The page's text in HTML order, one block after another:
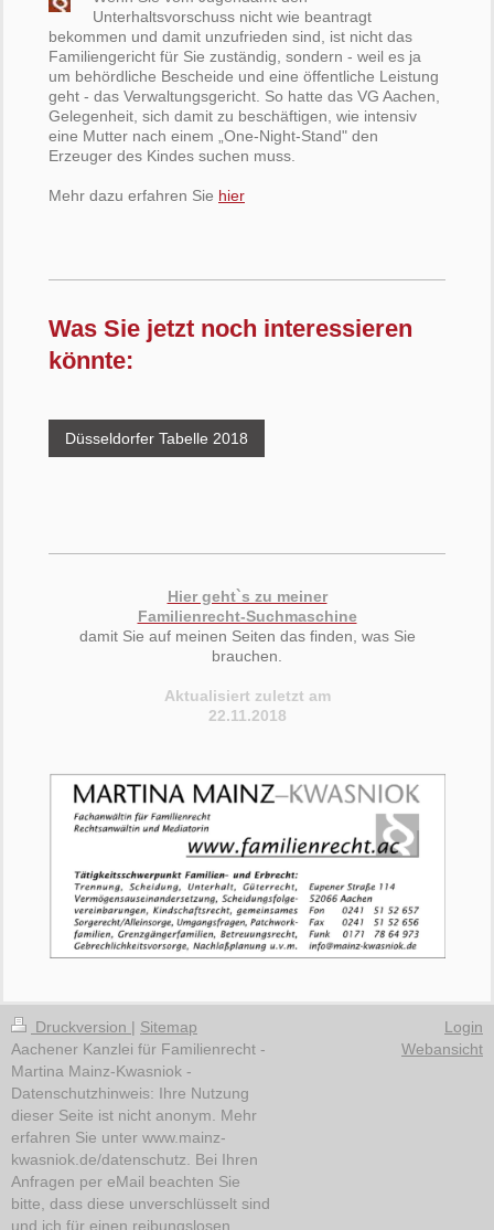
Unterhaltsvorschuss nicht wie beantragt
bekommen und damit unzufrieden sind, ist nicht das
Familiengericht für Sie zuständig, sondern - weil es ja
um behördliche Bescheide und eine öffentliche Leistung
geht - das Verwaltungsgericht. So hatte das VG Aachen,
Gelegenheit, sich damit zu beschäftigen, wie intensiv
eine Mutter nach einem „One-Night-Stand" den
Erzeuger des Kindes suchen muss.
Mehr dazu erfahren Sie hier
Was Sie jetzt noch interessieren
könnte:
Düsseldorfer Tabelle 2018
Hier geht`s zu meiner
Familienrecht-Suchmaschine
damit Sie auf meinen Seiten das finden, was Sie
brauchen.
Aktualisiert zuletzt am
22.11.2018
Druckversion | Sitemap
Aachener Kanzlei für Familienrecht -
Martina Mainz-Kwasniok -
Datenschutzhinweis: Ihre Nutzung
dieser Seite ist nicht anonym. Mehr
erfahren Sie unter www.mainz-
kwasniok.de/datenschutz. Bei Ihren
Anfragen per eMail beachten Sie
bitte, dass diese unverschlüsselt sind
und ich für einen reibungslosen
Login
Webansicht